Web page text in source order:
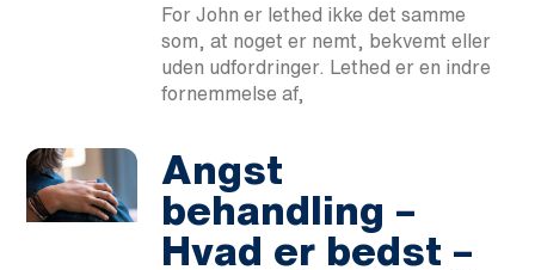
For John er lethed ikke det samme
som, at noget er nemt, bekvemt eller
uden udfordringer. Lethed er en indre
fornemmelse af,
Angst
behandling –
Hvad er bedst –